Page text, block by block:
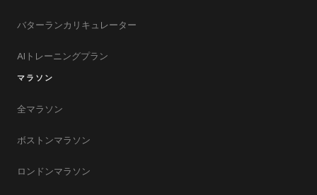
バターランカリキュレーター
AIトレーニングプラン
マラソン
全マラソン
ボストンマラソン
ロンドンマラソン